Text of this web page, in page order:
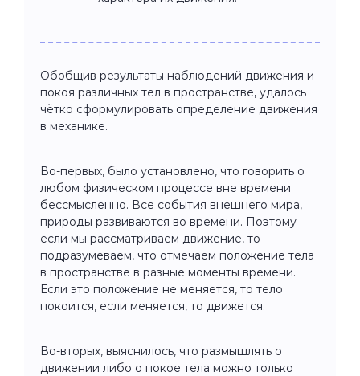
Обобщив результаты наблюдений движения и
покоя различных тел в пространстве, удалось
чётко сформулировать определение движения
в механике.
Во-первых, было установлено, что говорить о
любом физическом процессе вне времени
бессмысленно. Все события внешнего мира,
природы развиваются во времени. Поэтому
если мы рассматриваем движение, то
подразумеваем, что отмечаем положение тела
в пространстве в разные моменты времени.
Если это положение не меняется, то тело
покоится, если меняется, то движется.
Во-вторых, выяснилось, что размышлять о
движении либо о покое тела можно только